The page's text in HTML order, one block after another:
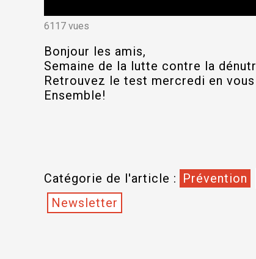
6117 vues
Bonjour les amis,
Semaine de la lutte contre la
Retrouvez le test mercredi en
Ensemble!
Catégorie de l'article : Prévention
Newsletter